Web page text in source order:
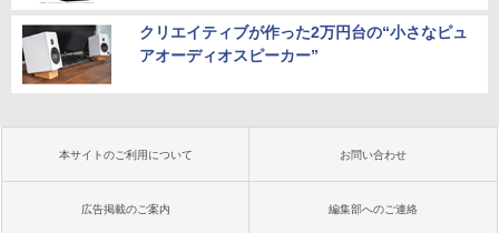
クリエイティブが作った2万円台の“小さなピュ
アオーディオスピーカー”
本サイトのご利用について お問い合わせ
広告掲載のご案内 編集部へのご連絡